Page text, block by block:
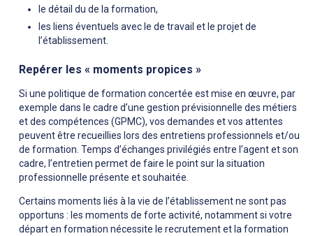
le détail du de la formation,
les liens éventuels avec le de travail et le projet de
l’établissement.
Repérer les « moments propices »
Si une politique de formation concertée est mise en œuvre, par
exemple dans le cadre d’une gestion prévisionnelle des métiers
et des compétences (GPMC), vos demandes et vos attentes
peuvent être recueillies lors des entretiens professionnels et/ou
de formation. Temps d’échanges privilégiés entre l’agent et son
cadre, l’entretien permet de faire le point sur la situation
professionnelle présente et souhaitée.
Certains moments liés à la vie de l’établissement ne sont pas
opportuns : les moments de forte activité, notamment si votre
départ en formation nécessite le recrutement et la formation